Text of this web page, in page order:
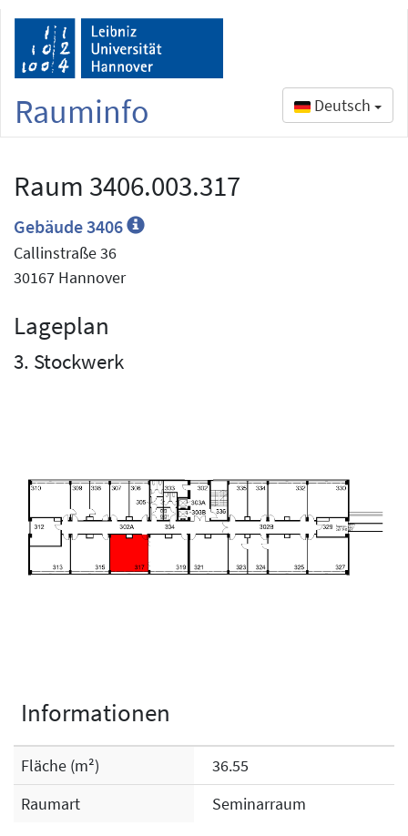
Rauminfo Deutsch
Raum 3406.003.317
Gebäude 3406
Callinstraße 36
30167 Hannover
Lageplan
3. Stockwerk
Informationen
Fläche (m²)
36.55
Raumart
Seminarraum